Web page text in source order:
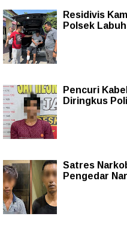
Residivis
Polsek
Pencuri
Diringkus
Satres
Pengedar